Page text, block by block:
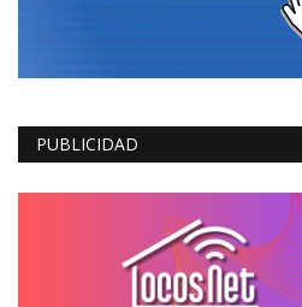
PUBLICIDAD